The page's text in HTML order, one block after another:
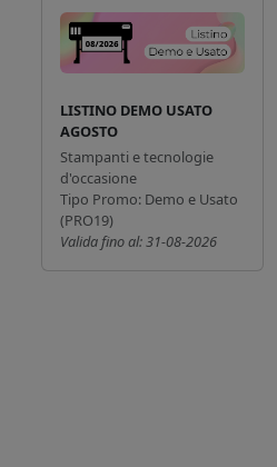
LISTINO DEMO USATO
AGOSTO
Stampanti e tecnologie
d'occasione
Tipo Promo: Demo e Usato
(PRO19)
Valida fino al: 31-08-2026